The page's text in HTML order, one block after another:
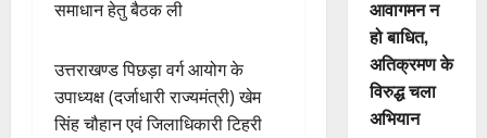
समाधान हेतु बैठक ली
उत्तराखण्ड पिछड़ा वर्ग आयोग के
उपाध्यक्ष (दर्जाधारी राज्यमंत्री) खेम
सिंह चौहान एवं जिलाधिकारी टिहरी
आवागमन न
हो बाधित,
अतिक्रमण के
विरुद्ध चला
अभियान